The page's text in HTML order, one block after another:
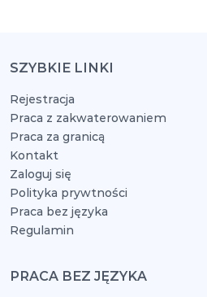
SZYBKIE LINKI
Rejestracja
Praca z zakwaterowaniem
Praca za granicą
Kontakt
Zaloguj się
Polityka prywtności
Praca bez języka
Regulamin
PRACA BEZ JĘZYKA